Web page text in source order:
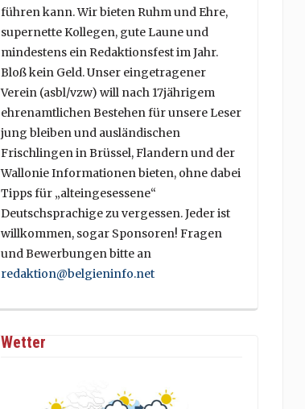
führen kann. Wir bieten Ruhm und Ehre,
supernette Kollegen, gute Laune und
mindestens ein Redaktionsfest im Jahr.
Bloß kein Geld. Unser eingetragener
Verein (asbl/vzw) will nach 17jährigem
ehrenamtlichen Bestehen für unsere Leser
jung bleiben und ausländischen
Frischlingen in Brüssel, Flandern und der
Wallonie Informationen bieten, ohne dabei
Tipps für „alteingesessene“
Deutschsprachige zu vergessen. Jeder ist
willkommen, sogar Sponsoren! Fragen
und Bewerbungen bitte an
redaktion@belgieninfo.net
Wetter